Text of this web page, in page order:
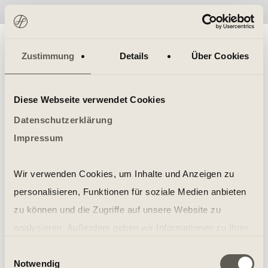
Zustimmung Details Über Cookies
Diese Webseite verwendet Cookies
Datenschutzerklärung
Impressum
Wir verwenden Cookies, um Inhalte und Anzeigen zu
personalisieren, Funktionen für soziale Medien anbieten
zu können und die Zugriffe auf unsere Website zu
soziale Medien, Werbung und Analysen weiter. Unsere
Notwendig